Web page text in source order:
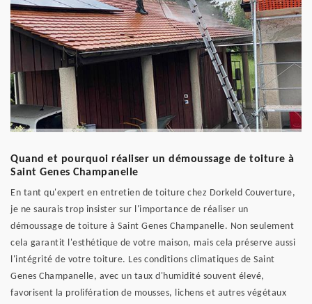
Quand et pourquoi réaliser un démoussage de toiture à
Saint Genes Champanelle
En tant qu'expert en entretien de toiture chez Dorkeld Couverture,
je ne saurais trop insister sur l'importance de réaliser un
démoussage de toiture à Saint Genes Champanelle. Non seulement
cela garantit l'esthétique de votre maison, mais cela préserve aussi
l'intégrité de votre toiture. Les conditions climatiques de Saint
Genes Champanelle, avec un taux d'humidité souvent élevé,
favorisent la prolifération de mousses, lichens et autres végétaux